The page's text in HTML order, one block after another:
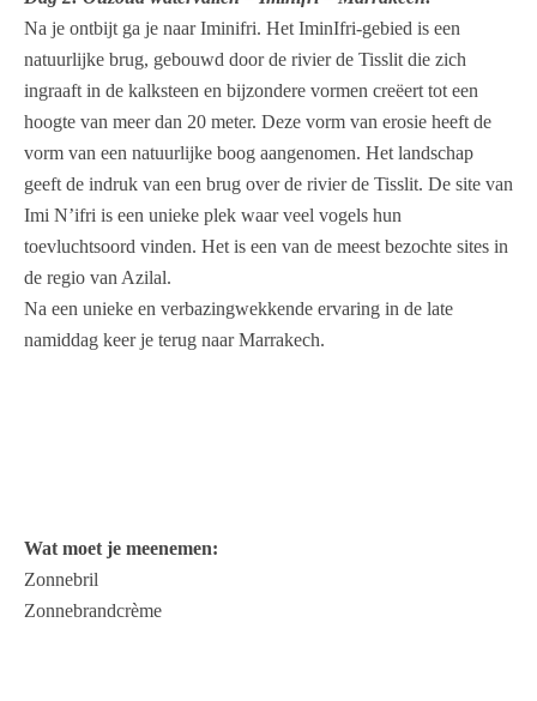
Na je ontbijt ga je naar Iminifri. Het IminIfri-gebied is een
natuurlijke brug, gebouwd door de rivier de Tisslit die zich
ingraaft in de kalksteen en bijzondere vormen creëert tot een
hoogte van meer dan 20 meter. Deze vorm van erosie heeft de
vorm van een natuurlijke boog aangenomen. Het landschap
geeft de indruk van een brug over de rivier de Tisslit. De site van
Imi N’ifri is een unieke plek waar veel vogels hun
toevluchtsoord vinden. Het is een van de meest bezochte sites in
de regio van Azilal.
Na een unieke en verbazingwekkende ervaring in de late
namiddag keer je terug naar Marrakech.
Wat moet je meenemen:
Zonnebril
Zonnebrandcrème